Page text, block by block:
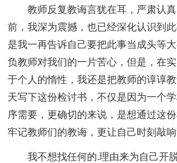
教师反复教诲言犹在耳，严肃认真
前，我深为震撼，也已经深化认识到
是我一再告诉自己要把此事当成头等
负教师对我们的一片苦心，但是，在
于个人的惰性，我还是把教师的谆谆
天写下这份检讨书，不仅是因为一个
序需要，更确切的来说，是想通过这
牢记教师们的教诲，更让自己时刻敲
我不想找任何的.理由来为自己开